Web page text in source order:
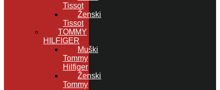
Tissot
Ženski
Tissot
TOMMY
HILFIGER
Muški
Tommy
Hilfiger
Ženski
Tommy